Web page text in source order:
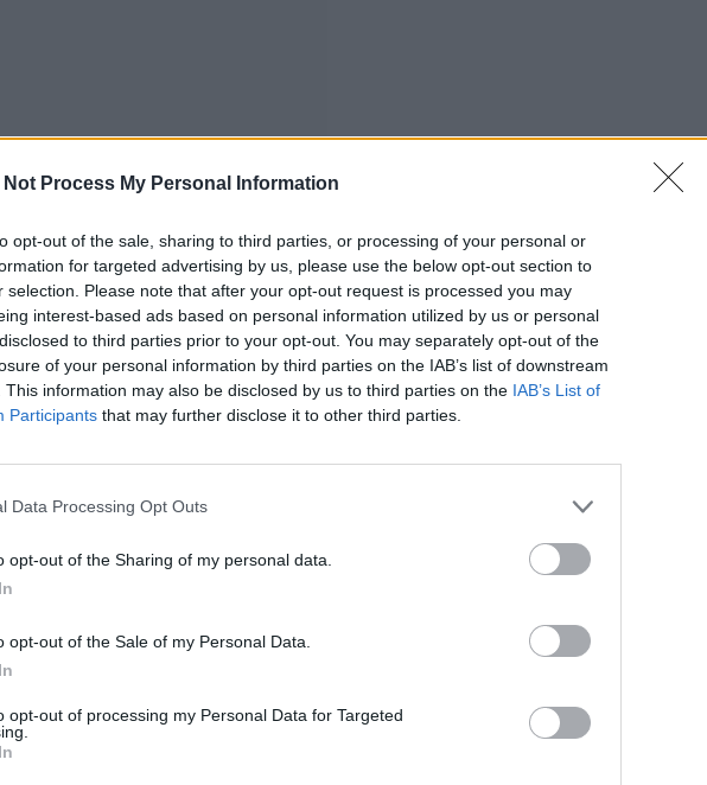
Not Process My Personal Information
opt-out of the sale, sharing to third parties, or processing of your personal or
for targeted advertising by us, please use the below opt-out section to
selection. Please note that after your opt-out request is processed you may
interest-based ads based on personal information utilized by us or personal
to third parties prior to your opt-out. You may separately opt-out of the
of your personal information by third parties on the IAB’s list of downstream
This information may also be disclosed by us to third parties on the IAB’s List of
Participants that may further disclose it to other third parties.
Data Processing Opt Outs
opt-out of the Sharing of my personal data.
opt-out of the Sale of my Personal Data.
opt-out of processing my Personal Data for Targeted
varkaille automurron
rikoksessa Evans
vuokra-autoon.